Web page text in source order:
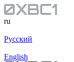
ru
Русский
English